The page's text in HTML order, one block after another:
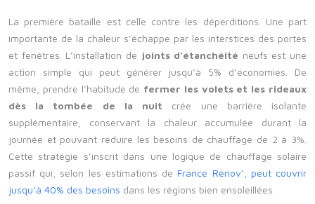
La première bataille est celle contre les déperditions. Une part
importante de la chaleur s’échappe par les interstices des portes
et fenêtres. L’installation de joints d’étanchéité neufs est une
action simple qui peut générer jusqu’à 5% d’économies. De
même, prendre l’habitude de fermer les volets et les rideaux
dès la tombée de la nuit crée une barrière isolante
supplémentaire, conservant la chaleur accumulée durant la
journée et pouvant réduire les besoins de chauffage de 2 à 3%.
Cette stratégie s’inscrit dans une logique de chauffage solaire
passif qui, selon les estimations de France Rénov’, peut couvrir
jusqu’à 40% des besoins dans les régions bien ensoleillées.